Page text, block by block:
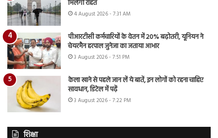
मिलेगी राहत
4 August 2026 - 7:31 AM
पीआरटीसी कर्मचारियों के वेतन में 20% बढ़ोतरी, यूनियन ने
चेयरमैन हरपाल जुनेजा का जताया आभार
3 August 2026 - 7:51 PM
केला खाने से पहले जान लें ये बातें, इन लोगों को रहना चाहिए
सावधान, डिटेल में पढ़ें
3 August 2026 - 7:22 PM
शिक्षा